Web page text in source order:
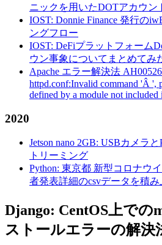
ニックを用いたDOTアカウン
IOST: Donnie Finance 発行の
ングフロー
IOST: DeFiプラットフォーム
ウン事象についてまとめてみ
Apache エラー解決法
httpd.conf:Invalid command 'Â ',
defined by a module not included
2020
Jetson nano 2GB: USBカメラ
トリーミング
Python: 東京都 新型コロナウ
者発表詳細のcsvデータを積
Django: CentOS上での
ストールエラーの解決